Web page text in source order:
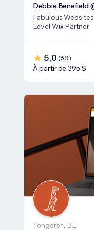
Debbie Benefield
Fabulous
Level Wix Partner
5,0 (68)
À partir de 395 $
Tongeren, BE